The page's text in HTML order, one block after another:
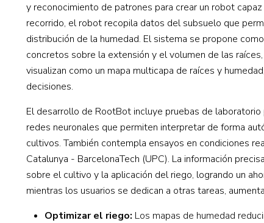
y reconocimiento de patrones para crear un robot
recorrido, el robot recopila datos del subsuelo que
distribución de la humedad. El sistema se propone
concretos sobre la extensión y el volumen de las
visualizan como un mapa multicapa de raíces y
decisiones.
El desarrollo de RootBot incluye pruebas de
redes neuronales que permiten interpretar de forma
cultivos. También contempla ensayos en condiciones
Catalunya - BarcelonaTech (UPC). La información
sobre el cultivo y la aplicación del riego, logrando un
mientras los usuarios se dedican a otras tareas,
Optimizar el riego: Los mapas de humedad